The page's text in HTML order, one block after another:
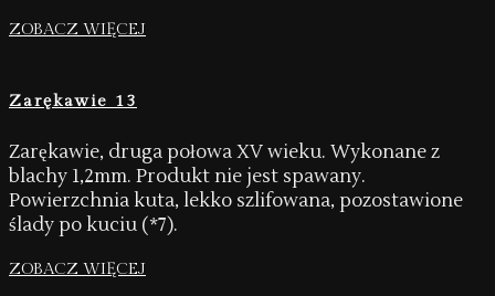
ZOBACZ WIĘCEJ
Zarękawie 13
Zarękawie, druga połowa XV wieku. Wykonane z
blachy 1,2mm. Produkt nie jest spawany.
Powierzchnia kuta, lekko szlifowana, pozostawione
ślady po kuciu (*7).
ZOBACZ WIĘCEJ